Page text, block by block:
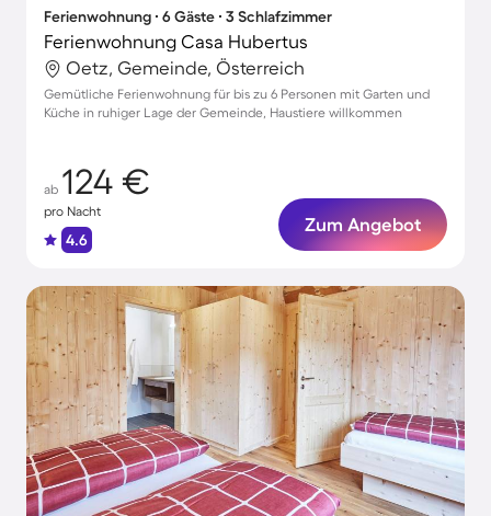
Ferienwohnung ∙ 6 Gäste ∙ 3 Schlafzimmer
Ferienwohnung Casa Hubertus
Oetz, Gemeinde, Österreich
Gemütliche Ferienwohnung für bis zu 6 Personen mit Garten und
Küche in ruhiger Lage der Gemeinde, Haustiere willkommen
ab 124 €
pro Nacht
4.6
Zum Angebot